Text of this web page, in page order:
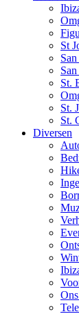
St
St.
St.
St.
Diversen